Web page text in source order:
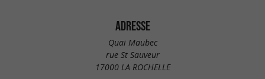
ADRESSE
Quai Maubec
rue St Sauveur
17000 LA ROCHELLE